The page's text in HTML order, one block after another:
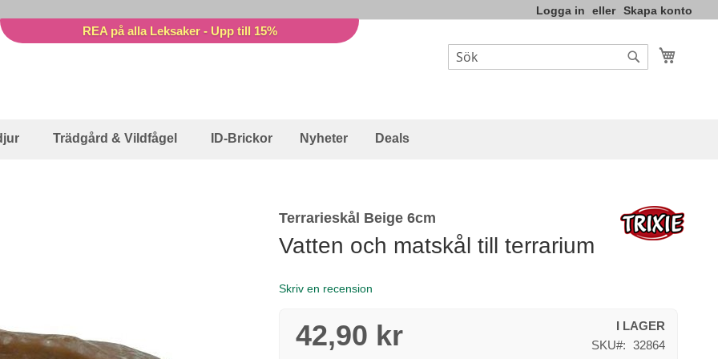
Logga in Skapa konto
REA på alla Leksaker - Upp till 15%
Sök
Trädgård & Vildfågel ID-Brickor Nyheter Deals
Terrarieskål Beige 6cm
Vatten och matskål till terrarium
Skriv en recension
42,90 kr
I LAGER
SKU
32864